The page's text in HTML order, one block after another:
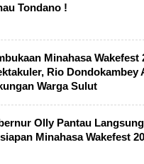
Tondano !
Minahasa Wakefest
Rio Dondokambey
Warga Sulut
Olly Pantau Langsung
Minahasa Wakefest